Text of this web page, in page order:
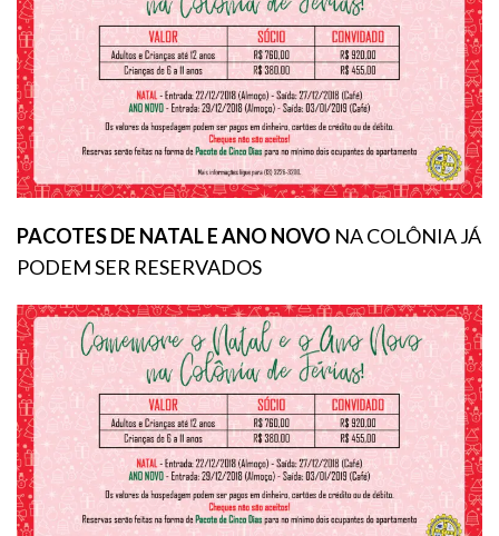
PACOTES DE NATAL E ANO NOVO NA COLÔNIA JÁ
PODEM SER RESERVADOS